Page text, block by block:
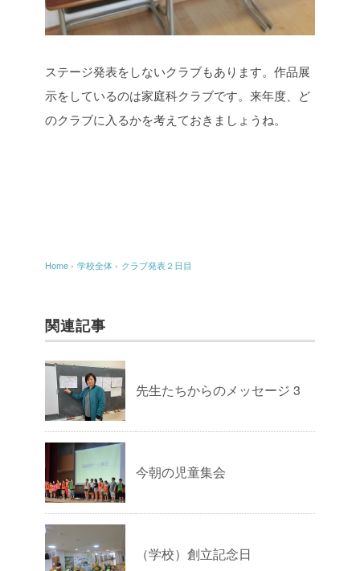
ステージ発表をしないクラブもあります。作品展
示をしているのは家庭科クラブです。来年度、ど
のクラブに入るかを考えておきましょうね。
Home › 学校全体 › クラブ発表２日目
関連記事
先生たちからのメッセージ 3
今朝の児童集会
（学校）創立記念日